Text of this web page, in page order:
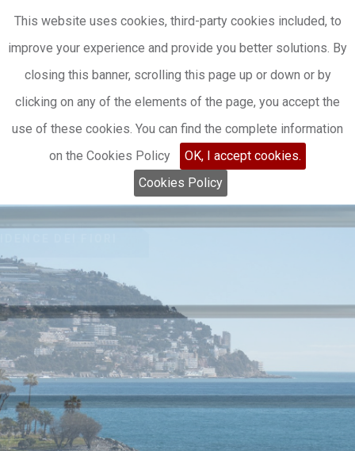
This website uses cookies, third-party cookies included, to
improve your experience and provide you better solutions. By
closing this banner, scrolling this page up or down or by
clicking on any of the elements of the page, you accept the
use of these cookies. You can find the complete information
on the Cookies Policy
OK, I accept cookies.
Cookies Policy
RUFEN SIE: +39 0184 262287/8 BUCH